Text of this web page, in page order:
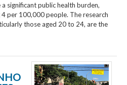
significant public health burden,
per 100,000 people. The research
those aged 20 to 24, are the